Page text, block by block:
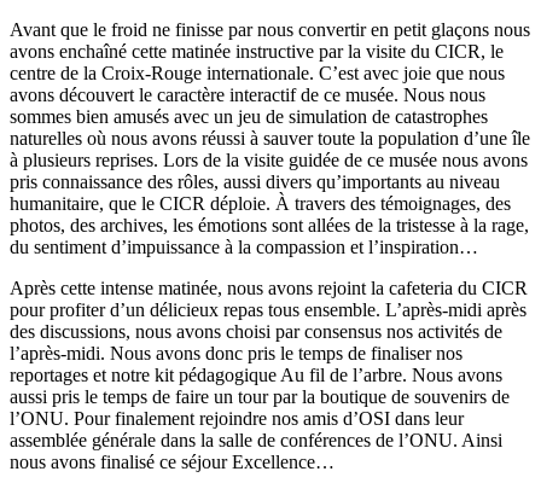
Avant que le froid ne finisse par nous convertir en petit glaçons nous
avons enchaîné cette matinée instructive par la visite du CICR, le
centre de la Croix-Rouge internationale. C’est avec joie que nous
avons découvert le caractère interactif de ce musée. Nous nous
sommes bien amusés avec un jeu de simulation de catastrophes
naturelles où nous avons réussi à sauver toute la population d’une île
à plusieurs reprises. Lors de la visite guidée de ce musée nous avons
pris connaissance des rôles, aussi divers qu’importants au niveau
humanitaire, que le CICR déploie. À travers des témoignages, des
photos, des archives, les émotions sont allées de la tristesse à la rage,
du sentiment d’impuissance à la compassion et l’inspiration…
Après cette intense matinée, nous avons rejoint la cafeteria du CICR
pour profiter d’un délicieux repas tous ensemble. L’après-midi après
des discussions, nous avons choisi par consensus nos activités de
l’après-midi. Nous avons donc pris le temps de finaliser nos
reportages et notre kit pédagogique Au fil de l’arbre. Nous avons
aussi pris le temps de faire un tour par la boutique de souvenirs de
l’ONU. Pour finalement rejoindre nos amis d’OSI dans leur
assemblée générale dans la salle de conférences de l’ONU. Ainsi
nous avons finalisé ce séjour Excellence…